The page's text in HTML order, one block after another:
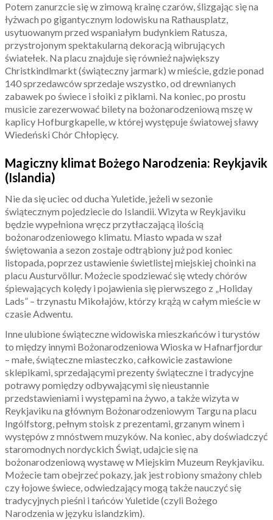
Potem zanurzcie się w zimową krainę czarów, ślizgając się na
łyżwach po gigantycznym lodowisku na Rathausplatz,
usytuowanym przed wspaniałym budynkiem Ratusza,
przystrojonym spektakularną dekoracją wibrujących
światełek. Na placu znajduje się również największy
Christkindlmarkt (świąteczny jarmark) w mieście, gdzie ponad
140 sprzedawców sprzedaje wszystko, od drewnianych
zabawek po świece i słoiki z piklami. Na koniec, po prostu
musicie zarezerwować bilety na bożonarodzeniową mszę w
kaplicy Hofburgkapelle, w której występuje światowej sławy
Wiedeński Chór Chłopięcy.
Magiczny klimat Bożego Narodzenia: Reykjavik
(Islandia)
Nie da się uciec od ducha Yuletide, jeżeli w sezonie
świątecznym pojedziecie do Islandii. Wizyta w Reykjaviku
będzie wypełniona wręcz przytłaczającą ilością
bożonarodzeniowego klimatu. Miasto wpada w szał
świętowania a sezon zostaje odtrąbiony już pod koniec
listopada, poprzez ustawienie świetlistej miejskiej choinki na
placu Austurvöllur. Możecie spodziewać się wtedy chórów
śpiewających kolędy i pojawienia się pierwszego z „Holiday
Lads” – trzynastu Mikołajów, którzy krążą w całym mieście w
czasie Adwentu.
Inne ulubione świąteczne widowiska mieszkańców i turystów
to między innymi Bożonarodzeniowa Wioska w Hafnarfjordur
– małe, świąteczne miasteczko, całkowicie zastawione
sklepikami, sprzedającymi prezenty świąteczne i tradycyjne
potrawy pomiędzy odbywającymi się nieustannie
przedstawieniami i występami na żywo, a także wizyta w
Reykjaviku na głównym Bożonarodzeniowym Targu na placu
Ingólfstorg, pełnym stoisk z prezentami, grzanym winem i
występów z mnóstwem muzyków. Na koniec, aby doświadczyć
staromodnych nordyckich Świąt, udajcie się na
bożonarodzeniową wystawę w Miejskim Muzeum Reykjaviku.
Możecie tam obejrzeć pokazy, jak jest robiony smażony chleb
czy łojowe świece, odwiedzający mogą także nauczyć się
tradycyjnych pieśni i tańców Yuletide (czyli Bożego
Narodzenia w języku islandzkim).